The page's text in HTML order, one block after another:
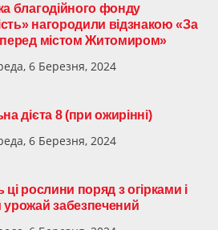
благодійного фонду
нагородили відзнакою «За
перед містом Житомиром»
6 Березня, 2024
дієта 8 (при ожирінні)
6 Березня, 2024
ці рослини поряд з огірками і
урожай забезпечений